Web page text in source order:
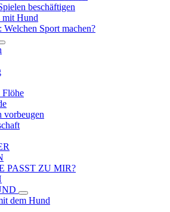
beschäftigen
mit Hund
Welchen Sport machen?
Flöhe
vorbeugen
PASST ZU MIR?
dem Hund